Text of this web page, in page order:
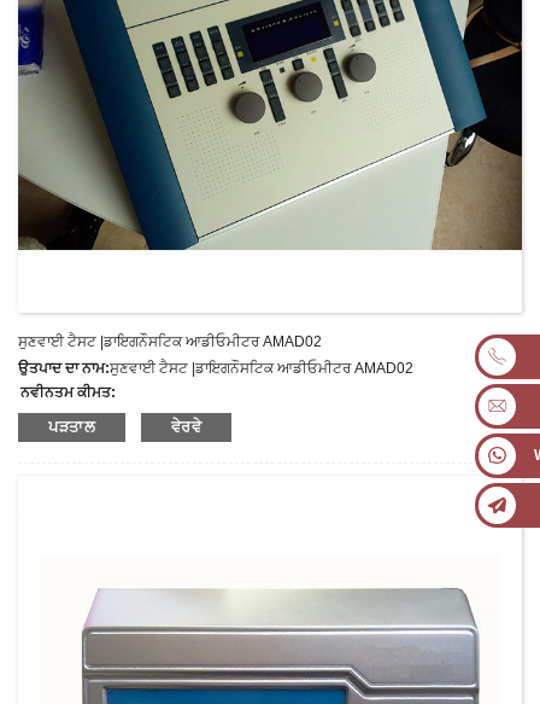
ਸੁਣਵਾਈ ਟੈਸਟ |ਡਾਇਗਨੌਸਟਿਕ ਆਡੀਓਮੀਟਰ AMAD02
ਉਤਪਾਦ ਦਾ ਨਾਮ:ਸੁਣਵਾਈ ਟੈਸਟ |ਡਾਇਗਨੌਸਟਿਕ ਆਡੀਓਮੀਟਰ AMAD02
ਨਵੀਨਤਮ ਕੀਮਤ:
ਮਾਡਲ ਨੰਬਰ:AMAD02
ਭਾਰ:ਸ਼ੁੱਧ ਭਾਰ: ਕਿਲੋਗ੍ਰਾਮ
ਪੜਤਾਲ ਵੇਰਵੇ